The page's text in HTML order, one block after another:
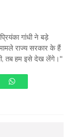
गांधी ने बड़े
राज्य सरकार के हैं
तब हम इसे देख लेंगे।"